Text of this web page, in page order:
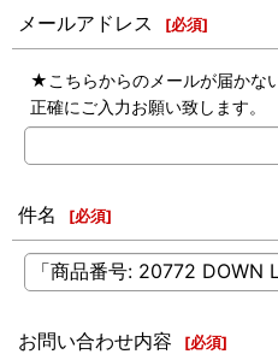
メールアドレス [必須]
★こちらからのメールが届かな
正確にご入力お願い致します。
件名 [必須]
お問い合わせ内容 [必須]